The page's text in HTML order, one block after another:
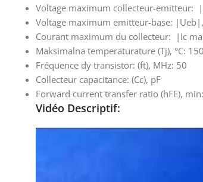
Voltage maximum collecteur-emitteur:
Voltage maximum emitteur-base:
Courant maximum du collecteur: |Ic
Maksimalna temperaturature (Tj), °C: 150
Fréquence dy transistor: (ft), MHz: 50
Collecteur capacitance: (Cc), pF
Forward current transfer ratio (hFE),
Vidéo Descriptif: